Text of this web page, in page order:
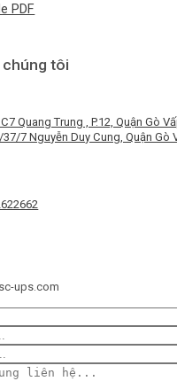
PDF
chúng tôi
Quang Trung , P.12, Quận Gò
37/7 Nguyễn Duy Cung, Quận Gò
ups.com